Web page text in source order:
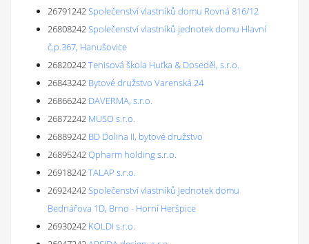
26791242Společenství vlastníků domu Rovná 816/12
26808242Společenství vlastníků jednotek domu Hlavní
č.p.367, Hanušovice
26820242Tenisová škola Huťka & Doseděl, s.r.o.
26843242 Bytové družstvo Varenská 24
26866242 DAVERMA, s.r.o.
26872242 MUSO s.r.o.
26889242 BD Dolina II, bytové družstvo
26895242Qpharm holding s.r.o.
26918242TALAP s.r.o.
26924242Společenství vlastníků jednotek domu
Bednářova 1D, Brno - Horní Heršpice
26930242 KOLDI s.r.o.